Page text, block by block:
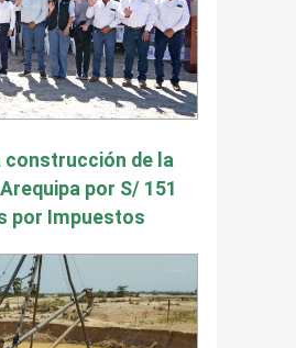
construcción de la
por S/ 151
por Impuestos